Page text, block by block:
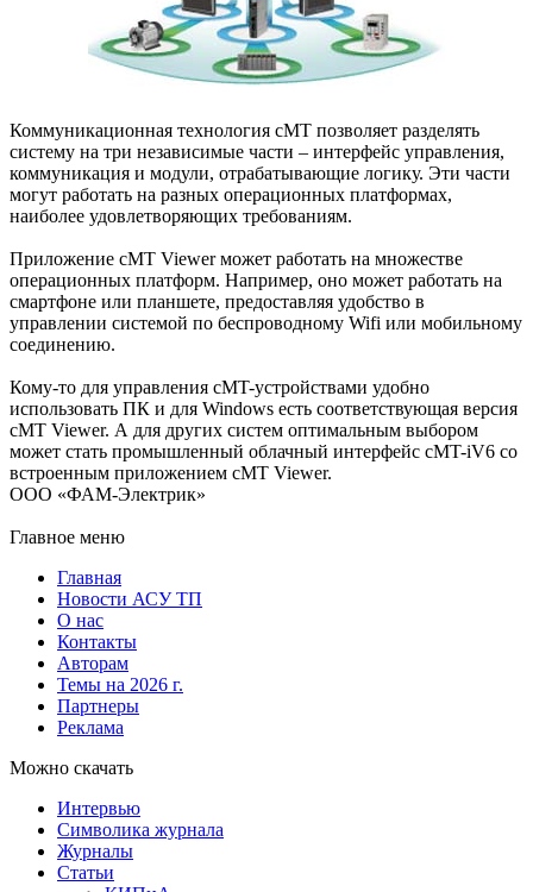
Коммуникационная технология cMT позволяет разделять
систему на три независимые части – интерфейс управления,
коммуникация и модули, отрабатывающие логику. Эти части
могут работать на разных операционных платформах,
наиболее удовлетворяющих требованиям.
Приложение cMT Viewer может работать на множестве
операционных платформ. Например, оно может работать на
смартфоне или планшете, предоставляя удобство в
управлении системой по беспроводному Wifi или мобильному
соединению.
Кому-то для управления cMT-устройствами удобно
использовать ПК и для Windows есть соответствующая версия
cMT Viewer. А для других систем оптимальным выбором
может стать промышленный облачный интерфейс cMT-iV6 со
встроенным приложением cMT Viewer.
ООО «ФАМ-Электрик»
Главное меню
Главная
Новости АСУ ТП
О нас
Контакты
Авторам
Темы на 2026 г.
Партнеры
Реклама
Можно скачать
Интервью
Символика журнала
Журналы
Статьи